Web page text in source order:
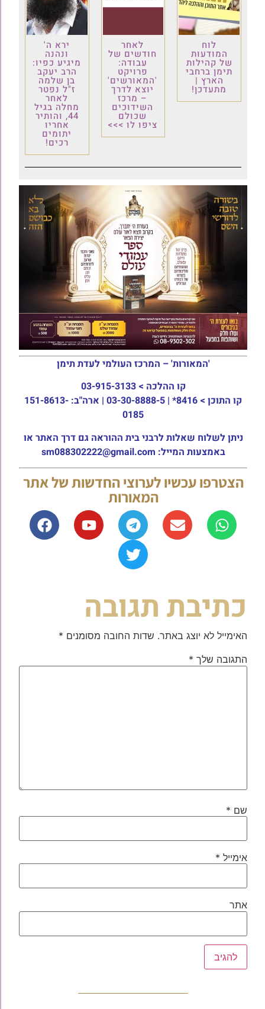
לוח
המודעות
של קהילות
תימן ברחבי
הארץ |
מתעדכן!
לאחר
חודשים של
עבודה:
פרויקט
'המאורשים'
יוצא לדרך
– מרכז
השידוכים
שכולם
ציפו לו >>>
ירא ה'
ונהנה
מיגיע כפיו:
הרב יעקב
בן שלמה
ז"ל נפטר
לאחר
מחלה בגיל
44, והותיר
אחריו
יתומים
רכים!
'המאורות' – המרכז העולמי לעדת תימן
קו ההלכה > 03-915-3133
קו התוכן >
8416* | 03-30-8888-5 | ארה"ב: 151-8613-
0185
ניתן לשלוח שאלות לרבני בית ההוראה גם דרך האתר או
באמצעות המייל: sm088302222@gmail.com
הצטרפו עכשיו לערוצי החדשות של אתר
המאורות
כתיבת תגובה
האימייל לא יוצג באתר. שדות החובה מסומנים *
התגובה שלך *
שם *
אימייל *
אתר